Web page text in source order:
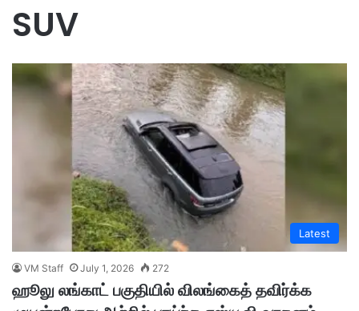
SUV
Latest
VM Staff July 1, 2026 272
ஹூலு லங்காட் பகுதியில் விலங்கைத் தவிர்க்க